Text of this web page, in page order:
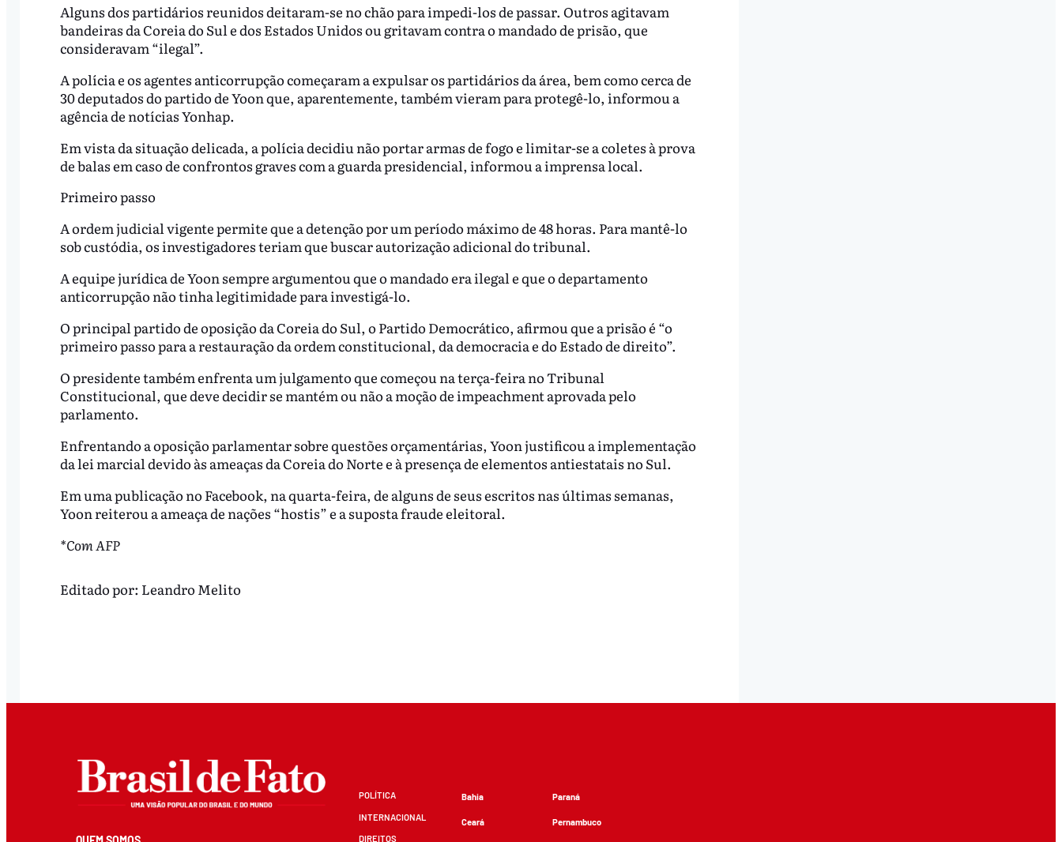
Alguns dos partidários reunidos deitaram-se no chão para impedi-los de passar. Outros agitavam
bandeiras da Coreia do Sul e dos Estados Unidos ou gritavam contra o mandado de prisão, que
consideravam “ilegal”.
A polícia e os agentes anticorrupção começaram a expulsar os partidários da área, bem como cerca de
30 deputados do partido de Yoon que, aparentemente, também vieram para protegê-lo, informou a
agência de notícias Yonhap.
Em vista da situação delicada, a polícia decidiu não portar armas de fogo e limitar-se a coletes à prova
de balas em caso de confrontos graves com a guarda presidencial, informou a imprensa local.
Primeiro passo
A ordem judicial vigente permite que a detenção por um período máximo de 48 horas. Para mantê-lo
sob custódia, os investigadores teriam que buscar autorização adicional do tribunal.
A equipe jurídica de Yoon sempre argumentou que o mandado era ilegal e que o departamento
anticorrupção não tinha legitimidade para investigá-lo.
O principal partido de oposição da Coreia do Sul, o Partido Democrático, afirmou que a prisão é “o
primeiro passo para a restauração da ordem constitucional, da democracia e do Estado de direito”.
O presidente também enfrenta um julgamento que começou na terça-feira no Tribunal
Constitucional, que deve decidir se mantém ou não a moção de impeachment aprovada pelo
parlamento.
Enfrentando a oposição parlamentar sobre questões orçamentárias, Yoon justificou a implementação
da lei marcial devido às ameaças da Coreia do Norte e à presença de elementos antiestatais no Sul.
Em uma publicação no Facebook, na quarta-feira, de alguns de seus escritos nas últimas semanas,
Yoon reiterou a ameaça de nações “hostis” e a suposta fraude eleitoral.
*Com AFP
Editado por: Leandro Melito
POLÍTICA
INTERNACIONAL
DIREITOS
Bahia
Ceará
Paraná
Pernambuco